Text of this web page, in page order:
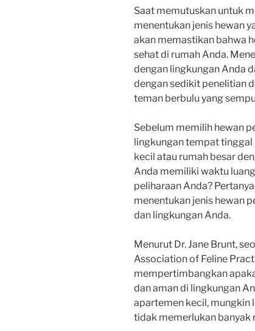
Saat memutuskan untuk
menentukan jenis hewan
akan memastikan bahwa
sehat di rumah Anda.
dengan lingkungan Anda
dengan sedikit penelitian
teman berbulu yang
Sebelum memilih hewan
lingkungan tempat
kecil atau rumah besar
Anda memiliki waktu
peliharaan Anda?
menentukan jenis hewan
dan lingkungan Anda.
Menurut Dr. Jane Brunt,
Association of Feline
mempertimbangkan
dan aman di lingkungan
apartemen kecil, mungkin
tidak memerlukan banyak